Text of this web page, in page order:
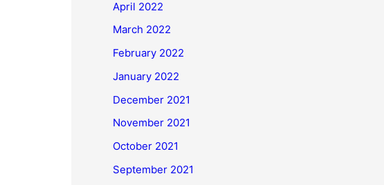
April 2022
March 2022
February 2022
January 2022
December 2021
November 2021
October 2021
September 2021